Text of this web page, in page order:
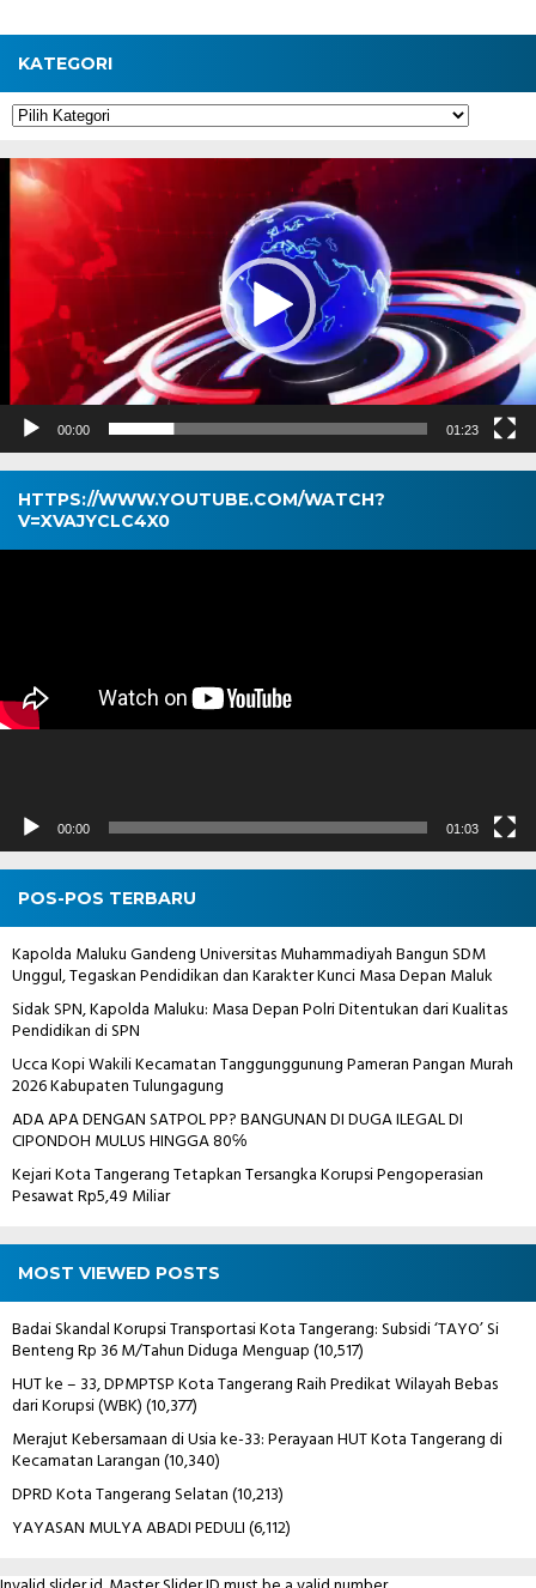
KATEGORI
Kategori
Pemutar
Video
00:00 01:23
HTTPS://WWW.YOUTUBE.COM/WATCH?
V=XVAJYCLC4X0
Pemutar
00:00 01:03
POS-POS TERBARU
Kapolda Maluku Gandeng Universitas Muhammadiyah Bangun SDM
Unggul, Tegaskan Pendidikan dan Karakter Kunci Masa Depan Maluk
Sidak SPN, Kapolda Maluku: Masa Depan Polri Ditentukan dari Kualitas
Pendidikan di SPN
Ucca Kopi Wakili Kecamatan Tanggunggunung Pameran Pangan Murah
2026 Kabupaten Tulungagung
ADA APA DENGAN SATPOL PP? BANGUNAN DI DUGA ILEGAL DI
CIPONDOH MULUS HINGGA 80℅
Kejari Kota Tangerang Tetapkan Tersangka Korupsi Pengoperasian
Pesawat Rp5,49 Miliar
MOST VIEWED POSTS
Badai Skandal Korupsi Transportasi Kota Tangerang: Subsidi ‘TAYO’ Si
Benteng Rp 36 M/Tahun Diduga Menguap(10,517)
HUT ke – 33, DPMPTSP Kota Tangerang Raih Predikat Wilayah Bebas
dari Korupsi (WBK)(10,377)
Merajut Kebersamaan di Usia ke-33: Perayaan HUT Kota Tangerang di
Kecamatan Larangan(10,340)
DPRD Kota Tangerang Selatan(10,213)
YAYASAN MULYA ABADI PEDULI(6,112)